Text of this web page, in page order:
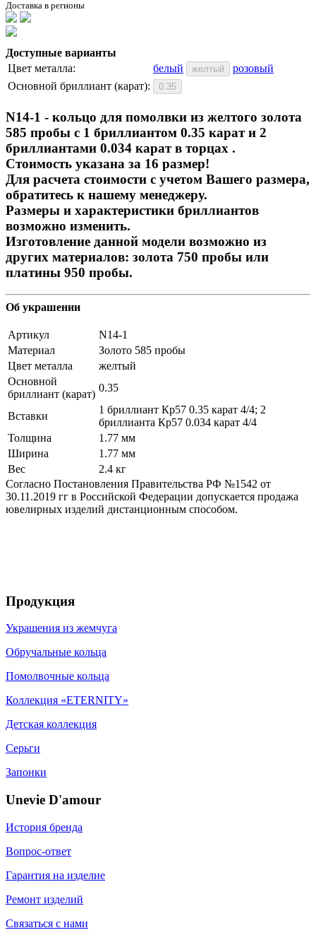
Доставка в регионы
Доступные варианты
Цвет металла:
белый желтый
розовый
Основной бриллиант (карат):
0.35
N14-1 - кольцо для помолвки из желтого золота
585 пробы с 1 бриллиантом 0.35 карат и 2
бриллиантами 0.034 карат в торцах .
Стоимость указана за 16 размер!
Для расчета стоимости с учетом Вашего размера,
обратитесь к нашему менеджеру.
Размеры и характеристики бриллиантов
возможно изменить.
Изготовление данной модели возможно из
других материалов: золота 750 пробы или
платины 950 пробы.
Об украшении
Артикул
N14-1
Материал
Золото 585 пробы
Цвет металла
желтый
Основной
бриллиант (карат)
0.35
Вставки
1 бриллиант Кр57 0.35 карат 4/4; 2
бриллианта Кр57 0.034 карат 4/4
Толщина
1.77 мм
Ширина
1.77 мм
Вес
2.4 кг
Согласно Постановления Правительства РФ №1542 от
30.11.2019 гг в Российской Федерации допускается продажа
ювелирных изделий дистанционным способом.
Продукция
Украшения из жемчуга
Обручальные кольца
Помолвочные кольца
Коллекция «ETERNITY»
Детская коллекция
Серьги
Запонки
Unevie D'amour
История бренда
Вопрос-ответ
Гарантия на изделие
Ремонт изделий
Связаться с нами